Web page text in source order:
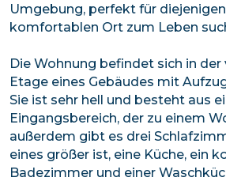
Umgebung, perfekt für
komfortablen Ort zum Leben
Die Wohnung befindet sich in
Etage eines Gebäudes mit
Sie ist sehr hell und besteht aus
Eingangsbereich, der zu einem
außerdem gibt es drei
eines größer ist, eine Küche, ein
Badezimmer und einer